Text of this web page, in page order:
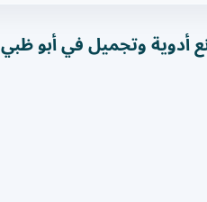
أدوية وتجميل في أبو ظبي